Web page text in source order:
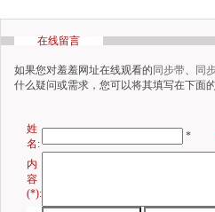
在线留言
如果您对羞羞网址在线观看的 同步带、 同
什么疑问或需求，您可以将其填写在下
姓
名:
*
内
容
(*):